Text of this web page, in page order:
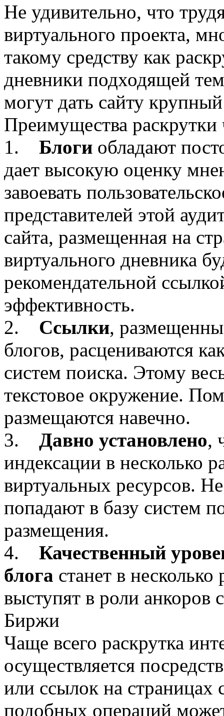
Не удивительно, что
виртуального проекта,
такому средству как
дневники подходящей
могут дать сайту
Преимущества раскрутки
1. Блоги обладают
дает высокую оценку
завоевать
представителей этой
сайта, размещенная на
виртуального дневника
рекомендательной
эффективность.
2. Ссылки,
блогов, расцениваются
систем поиска. Этому
текстовое окружение.
размещаются навечно.
3. Давно установлено,
индексации в несколько
виртуальных ресурсов.
попадают в базу систем
размещения.
4. Качественный
блога станет в
выступят в роли анкоров
Биржи
Чаще всего раскрутка
осуществляется
или ссылок на
подобных операций